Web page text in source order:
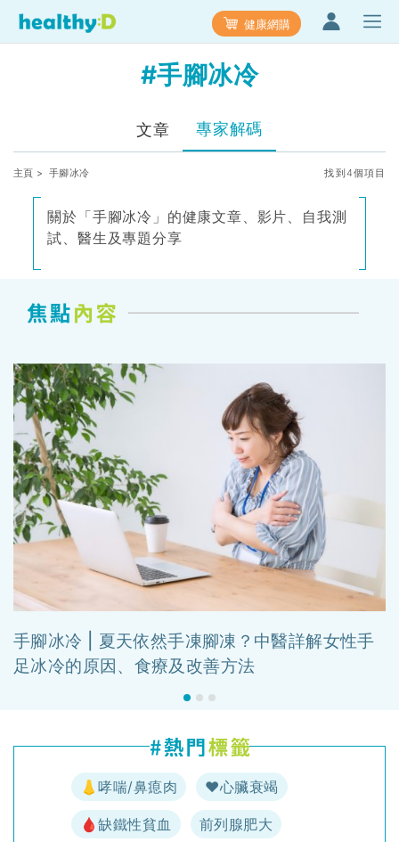
健康網購
#手腳冰冷
文章 專家解碼
主頁 > 手腳冰冷 找到4個項目
關於「手腳冰冷」的健康文章、影片、自我測
試、醫生及專題分享
手腳冰冷 | 夏天依然手凍腳凍？中醫詳解女性手
足冰冷的原因、食療及改善方法
👃哮喘/鼻瘜肉 ♥️心臟衰竭
🩸缺鐵性貧血 前列腺肥大